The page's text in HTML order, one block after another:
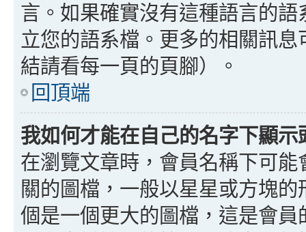
言。如果確實沒有這種語言的
立您的語系檔。更多的相關訊
結請看每一頁的頁腳）。
回頂端
我如何才能在自己的名字下顯
在瀏覽文章時，會員名稱下可
關的圖檔，一般以星星或方塊
個是一個更大的圖檔，這是會